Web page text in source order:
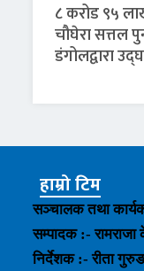
८ करोड ९५
चौघेरा सत्तल
डंगोलद्वारा
हाम्रो टिम
सञ्चालक तथा
सम्पादक :- रामराजा
निर्देशक :- रीता